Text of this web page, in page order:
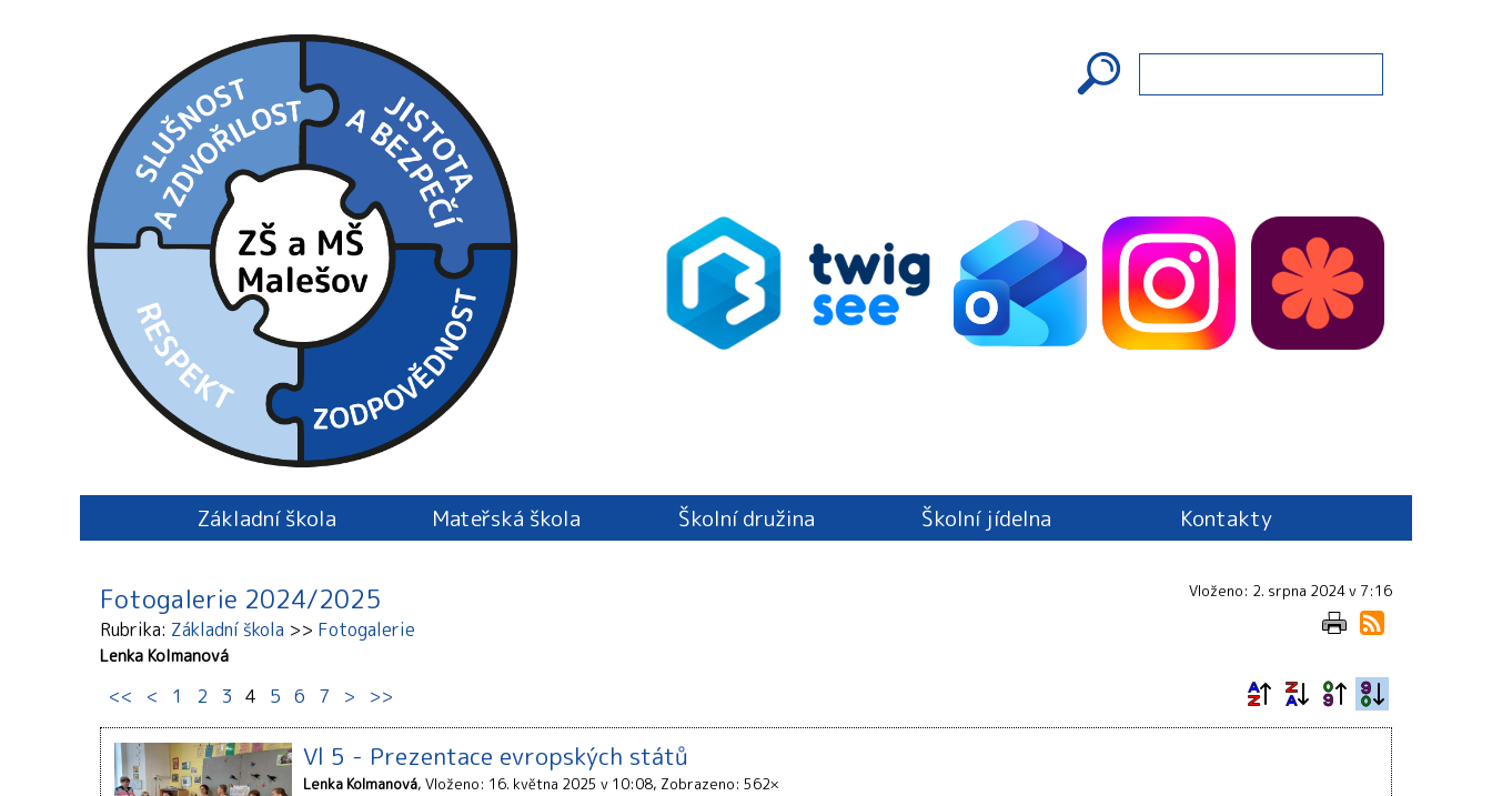
Základní škola Mateřská škola Školní družina Školní jídelna Kontakty
Fotogalerie 2024/2025
Rubrika Základní škola Fotogalerie
Lenka Kolmanová
Vloženo: 2. srpna 2024 v 7:16
<< < 1 2 3 4 5 6 7 > >>
Vl 5 - Prezentace evropských států
Lenka Kolmanová Vloženo: 16. května 2025 v 10:08 Zobrazeno: 562×